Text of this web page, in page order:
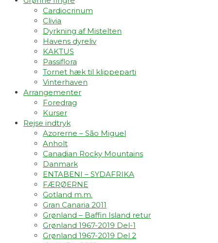
Cardiocrinum
Clivia
Dyrkning af Mistelten
Havens dyreliv
KAKTUS
Passiflora
Tornet hæk til klippeparti
Vinterhaven
Arrangementer
Foredrag
Kurser
Rejse indtryk
Azorerne – São Miguel
Anholt
Canadian Rocky Mountains
Danmark
ENTABENI – SYDAFRIKA
FÆRØERNE
Gotland m.m.
Gran Canaria 2011
Grønland – Baffin Island retur
Grønland 1967-2019 Del-1
Grønland 1967-2019 Del 2